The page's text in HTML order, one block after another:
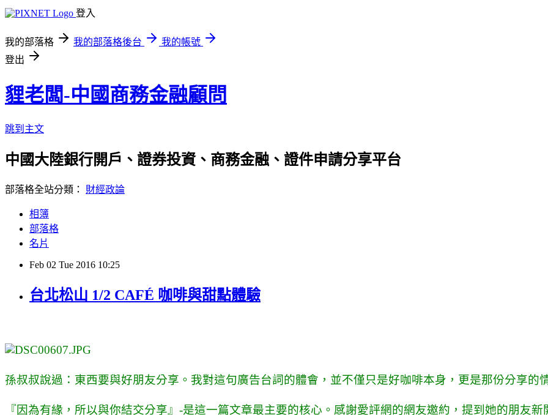
登入
我的部落格 我的部落格後台
我的帳號
登出
貍老闆-中國商務金融顧問
跳到主文
中國大陸銀行開戶、證券投資、商務金融、證件申請分享平台
部落格全站分類： 財經政論
相簿
部落格
名片
Feb 02 Tue 2016 10:25
台北松山 1/2 CAFÉ 咖啡與甜點體驗
孫叔叔說過：東西要與好朋友分享。我對這句廣告台詞的體會，並不僅只是好咖啡本身，更是那份分享的
『因為有緣，所以與你結交分享』-是這一篇文章最主要的核心。感謝愛評網的網友邀約，提到她的朋友